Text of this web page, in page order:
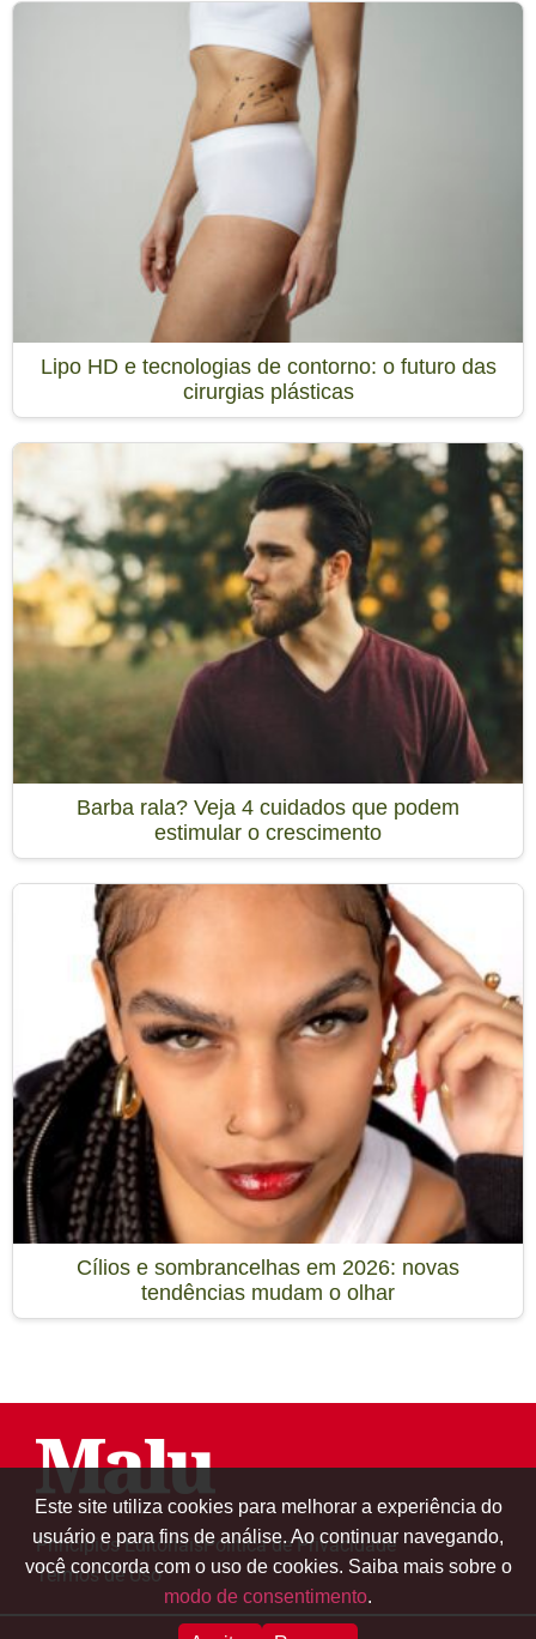
Lipo HD e tecnologias de contorno: o futuro das
cirurgias plásticas
Barba rala? Veja 4 cuidados que podem
estimular o crescimento
Cílios e sombrancelhas em 2026: novas
tendências mudam o olhar
Princípios EditoriaisPolítica de Privacidade
Termos de Uso
Este site utiliza cookies para melhorar a experiência do
usuário e para fins de análise. Ao continuar navegando,
você concorda com o uso de cookies. Saiba mais sobre o
modo de consentimento.